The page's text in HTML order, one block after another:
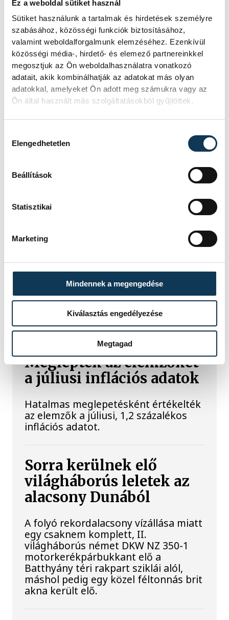
Ez a weboldal sütiket használ
Sütiket használunk a tartalmak és hirdetések személyre
szabásához, közösségi funkciók biztosításához,
valamint weboldalforgalmunk elemzéséhez. Ezenkívül
közösségi média-, hirdető- és elemező partnereinkkel
megosztjuk az Ön weboldalhasználatra vonatkozó
adatait, akik kombinálhatják az adatokat más olyan
adatokkal, amelyeket Ön adott meg számukra vagy az
Ön által használt más szolgáltatásokból gyűjtöttek.
Elengedhetetlen
Beállítások
Statisztikai
Marketing
Mindennek a megengedése
Kiválasztás engedélyezése
Megtagad
Sportrégiója 2026 programsorozat
részeként megrendezett Sárkányhajó
Kupán civil, céges, sportegyesületi és
belügyi egységek csaptak össze a
vízen.
Baka Andrást jelöli
államfőnek a Tisza
parlamenti frakciója
Baka Andrást, a Legfelsőbb Bíróság
elnöknek a Tisza párt parlamenti
frakciója.
lett az Év Strandétele -
A Balatoni Kör idén tizenkettedik
alkalommal hirdette meg az év
strandétele versenyt, amelyre minden
eddiginél több, 22 vendéglátóhely 44
étellel indult. Egy fonyódi hely nyert...
Meglepték az elemzőket
a júliusi inflációs adatok
Hatalmas meglepetésként értékelték
az elemzők a júliusi, 1,2 százalékos
inflációs adatot.
Sorra kerülnek elő
világháborús leletek az
alacsony Dunából
A folyó rekordalacsony vízállása miatt
egy csaknem komplett, II.
világháborús német DKW NZ 350-1
motorkerékpárbukkant elő a
Batthyány téri rakpart sziklái alól,
máshol pedig egy közel féltonnás brit
akna került elő.